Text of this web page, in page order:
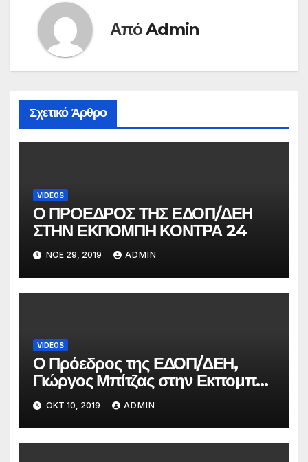
ΑπόAdmin
Σχετικό Άρθρο
VIDEOS
Ο ΠΡΟΕΔΡΟΣ ΤΗΣ ΕΔΟΠ/ΔΕΗ
ΣΤΗΝ ΕΚΠΟΜΠΗ ΚΟΝΤΡΑ 24
ΝΟΈ 29, 2019 ADMIN
VIDEOS
Ο Πρόεδρος της ΕΔΟΠ/ΔΕΗ,
Γιώργος Μπίτζας στην Εκπομπή
“Επί του πιεστηρίου” στο
KONTRA CHANNEL στις 8.10.19
ΟΚΤ 10, 2019 ADMIN